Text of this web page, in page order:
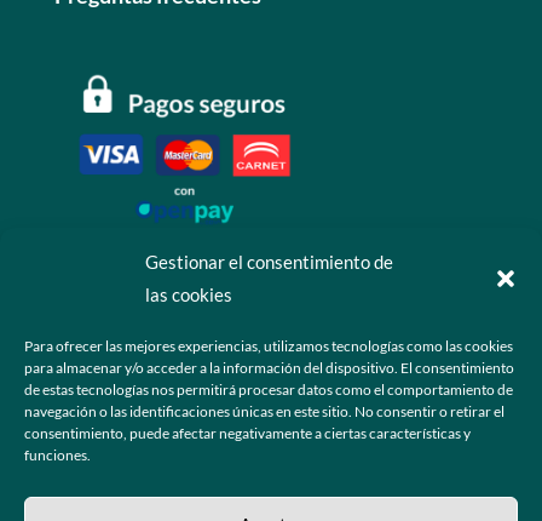
Gestionar el consentimiento de
las cookies
Para ofrecer las mejores experiencias, utilizamos tecnologías como las cookies
para almacenar y/o acceder a la información del dispositivo. El consentimiento
de estas tecnologías nos permitirá procesar datos como el comportamiento de
navegación o las identificaciones únicas en este sitio. No consentir o retirar el
consentimiento, puede afectar negativamente a ciertas características y
funciones.
 +52 55 6173 7725 (Ventas)
 hola@grupo-omk.com
© 2025 Grupo OMK – Todos los derechos reservados